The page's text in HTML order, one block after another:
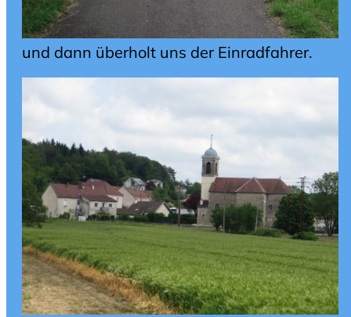
und dann überholt uns der Einradfahrer.